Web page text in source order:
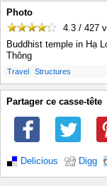
Photo
4.3 / 427
Buddhist temple in Hạ
Thông
Travel Structures
Partager ce casse-tête
Delicious Digg